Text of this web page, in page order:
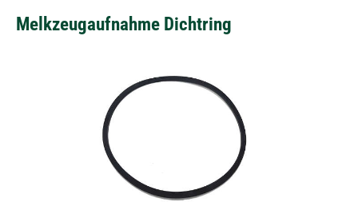
Melkzeugaufnahme Dichtring